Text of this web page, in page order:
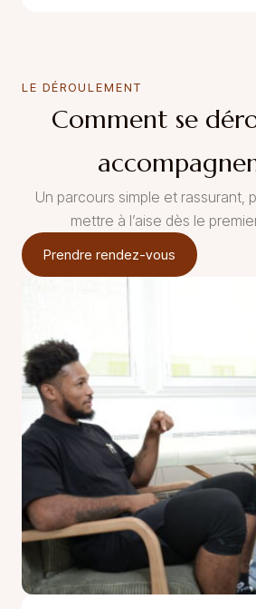
LE DÉROULEMENT
Comment se
Un parcours simple et rassurant,
mettre à l’aise dès le
Prendre rendez-vous